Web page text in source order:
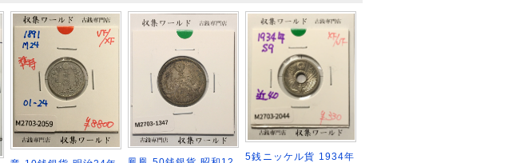
5銭ニッケル貨 1934年